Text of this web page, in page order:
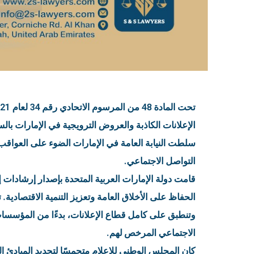
الإعلانات الكاذبة والعروض الترويجية في الإمارات بالسجن
سلطت النيابة العامة في الإمارات الضوء على
التواصل الاجتماعي.
الحفاظ على الأخلاق العامة وتعزيز التنمية
وتنطبق على كامل قطاع الإعلانات، بدءًا من
الاجتماعي المرخص لهم.
كان المجلس الوطني للإعلام متحمسًا لتحديد المبادئ